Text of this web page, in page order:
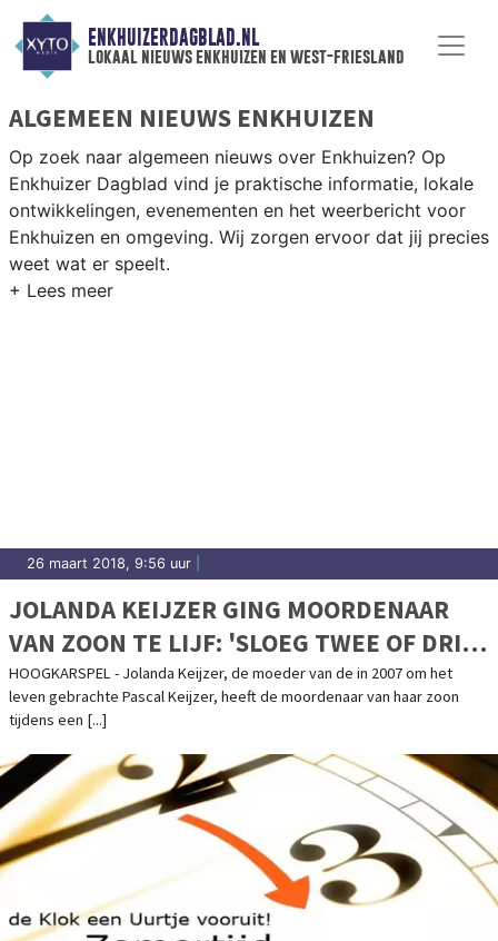
ENKHUIZERDAGBLAD.NL
lokaal nieuws enkhuizen en west-friesland
ALGEMEEN NIEUWS ENKHUIZEN
Op zoek naar algemeen nieuws over Enkhuizen? Op
Enkhuizer Dagblad vind je praktische informatie, lokale
ontwikkelingen, evenementen en het weerbericht voor
Enkhuizen en omgeving. Wij zorgen ervoor dat jij precies
weet wat er speelt.
26 maart 2018, 9:56 uur
JOLANDA KEIJZER GING MOORDENAAR
VAN ZOON TE LIJF: 'SLOEG TWEE OF DRIE
KEER OP ZIJN BUIK
HOOGKARSPEL - Jolanda Keijzer, de moeder van de in 2007 om het
leven gebrachte Pascal Keijzer, heeft de moordenaar van haar zoon
tijdens een [...]